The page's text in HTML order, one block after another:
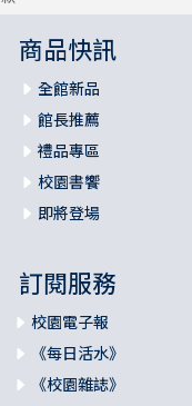
商品快訊
全館新品
館長推薦
禮品專區
校園書饗
即將登場
訂閱服務
校園電子報
《每日活水》
《校園雜誌》